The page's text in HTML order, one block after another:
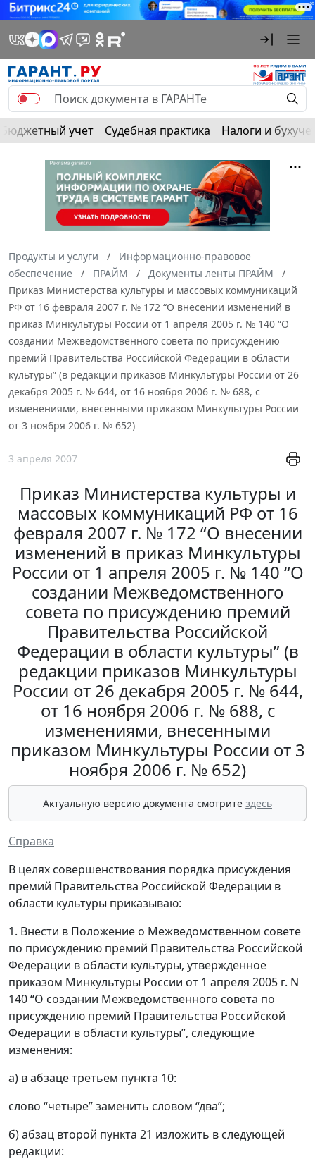
Бюджетный учет Судебная практика Налоги и
Продукты и услуги
Информационно-правовое
обеспечение
ПРАЙМ
Документы ленты ПРАЙМ
Приказ Министерства культуры и массовых коммуникаций
РФ от 16 февраля 2007 г. № 172 “О внесении изменений в
приказ Минкультуры России от 1 апреля 2005 г. № 140 “О
создании Межведомственного совета по присуждению
премий Правительства Российской Федерации в области
культуры” (в редакции приказов Минкультуры России от 26
декабря 2005 г. № 644, от 16 ноября 2006 г. № 688, с
изменениями, внесенными приказом Минкультуры России
от 3 ноября 2006 г. № 652)
3 апреля 2007
Приказ Министерства культуры и
массовых коммуникаций РФ от 16
февраля 2007 г. № 172 “О внесении
изменений в приказ Минкультуры
России от 1 апреля 2005 г. № 140 “О
создании Межведомственного
совета по присуждению премий
Правительства Российской
Федерации в области культуры” (в
редакции приказов Минкультуры
России от 26 декабря 2005 г. № 644,
от 16 ноября 2006 г. № 688, с
изменениями, внесенными
приказом Минкультуры России от 3
ноября 2006 г. № 652)
Актуальную версию документа смотрите здесь
Справка
В целях совершенствования порядка присуждения
премий Правительства Российской Федерации в
области культуры приказываю:
1. Внести в Положение о Межведомственном совете
по присуждению премий Правительства Российской
Федерации в области культуры, утвержденное
приказом Минкультуры России от 1 апреля 2005 г. N
140 “О создании Межведомственного совета по
присуждению премий Правительства Российской
Федерации в области культуры”, следующие
изменения:
а) в абзаце третьем пункта 10:
слово “четыре” заменить словом “два”;
б) абзац второй пункта 21 изложить в следующей
редакции: